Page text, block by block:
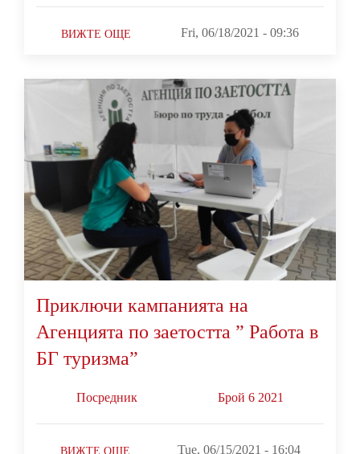
ВИЖТЕ ОЩЕ Fri, 06/18/2021 - 09:36
Приключи кампанията на
Агенцията по заетостта ” Работа в
БГ туризма”
Посредник Брой 6 2021
ВИЖТЕ ОЩЕ Tue, 06/15/2021 - 16:04